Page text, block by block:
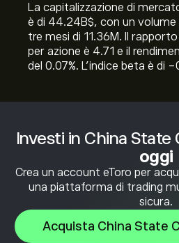
Investi in China
oggi
Crea un account eToro per
una piattaforma di trading
sicura.
Acquista China State
La capitalizzazione di
è di 44.24B‎$‎, con un volume
tre mesi di 11.36M. Il
per azione è 4.71 e il
del 0.07%. L'indice beta è di